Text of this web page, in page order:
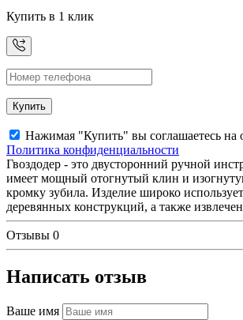
Купить в 1 клик
Купить
Нажимая "Купить" вы соглашаетесь на
Политика конфиденциальности
Гвоздодер - это двусторонний ручной
имеет мощный отогнутый клин и
кромку зубила. Изделие широко
деревянных конструкций, а также
Отзывы 0
Написать отзыв
Ваше имя